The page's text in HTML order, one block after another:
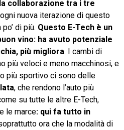
collaborazione tra i tre
nuova iterazione di questo
di più. Questo E-Tech è un
vino: ha avuto potenziale
più migliora. I cambi di
più veloci e meno macchinosi, e
più sportivo ci sono delle
, che rendono l’auto più
su tutte le altre E-Tech,
le marce: qui fa tutto in
ora che la modalità di